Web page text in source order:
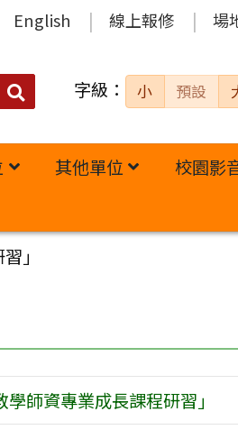
English 線上報修 場
搜
字級： 小 預設
其他單位 校園影
」
師資專業成長課程研習」